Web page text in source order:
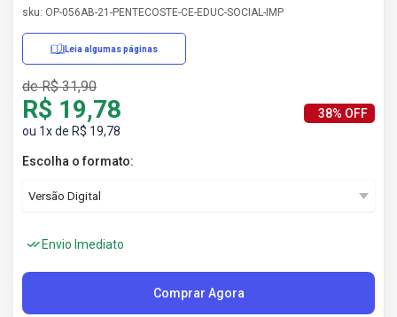
sku: OP-056AB-21-PENTECOSTE-CE-EDUC-SOCIAL-IMP
Leia algumas páginas
de R$ 31,90
R$ 19,78
ou 1x de R$ 19,78
38% OFF
Escolha o formato:
Envio Imediato
Comprar Agora